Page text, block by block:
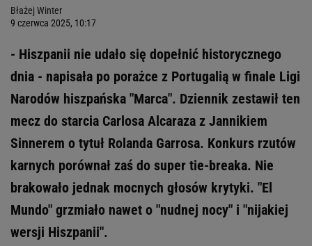
Błażej Winter
9 czerwca 2025, 10:17
- Hiszpanii nie udało się dopełnić historycznego
dnia - napisała po porażce z Portugalią w finale Ligi
Narodów hiszpańska "Marca". Dziennik zestawił ten
mecz do starcia Carlosa Alcaraza z Jannikiem
Sinnerem o tytuł Rolanda Garrosa. Konkurs rzutów
karnych porównał zaś do super tie-breaka. Nie
brakowało jednak mocnych głosów krytyki. "El
Mundo" grzmiało nawet o "nudnej nocy" i "nijakiej
wersji Hiszpanii".